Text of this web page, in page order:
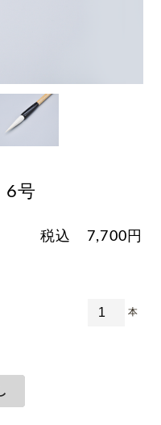
6号
税込 7,700 円
本